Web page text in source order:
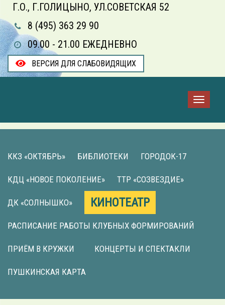
Г.О., Г.ГОЛИЦЫНО, УЛ.СОВЕТСКАЯ 52
8 (495) 363 29 90
09.00 - 21.00 ЕЖЕДНЕВНО
ВЕРСИЯ ДЛЯ СЛАБОВИДЯЩИХ
ККЗ «ОКТЯБРЬ» БИБЛИОТЕКИ ГОРОДОК-17
КДЦ «НОВОЕ ПОКОЛЕНИЕ» ТТР «СОЗВЕЗДИЕ»
ДК «СОЛНЫШКО» КИНОТЕАТР
РАСПИСАНИЕ РАБОТЫ КЛУБНЫХ ФОРМИРОВАНИЙ
ПРИЁМ В КРУЖКИ КОНЦЕРТЫ И СПЕКТАКЛИ
ПУШКИНСКАЯ КАРТА